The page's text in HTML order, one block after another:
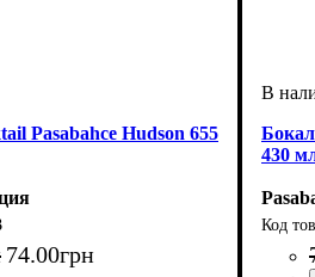
Pasabahce Hudson 655
74.00грн
430